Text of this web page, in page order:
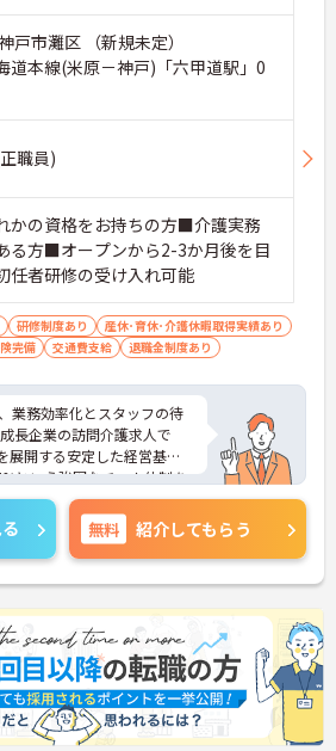
戸市灘区 （新規未定）
道本線(米原－神戸)「六甲道駅」0
職員)
かの資格をお持ちの方■介護実務
る方■オープンから2-3か月後を目
任者研修の受け入れ可能
研修制度あり
産休･育休･介護休暇取得実績あり
完備 交通費支給 退職金制度あり
業務効率化とスタッフの待
長企業の訪問介護求人で
展開する安定した経営基盤
という強固なチーム体制を
当や年2回の評価面談など、
直結する仕組みが整ってい
休2日制（曜日固定）を採用
マートフォンで完結するた
則なシフトや煩雑な事務作
専念できます。定期的な面
ォロー体制もあり、介護福
管理者への着実なキャリア
の方に推奨できる環境で
無料 紹介してもらう